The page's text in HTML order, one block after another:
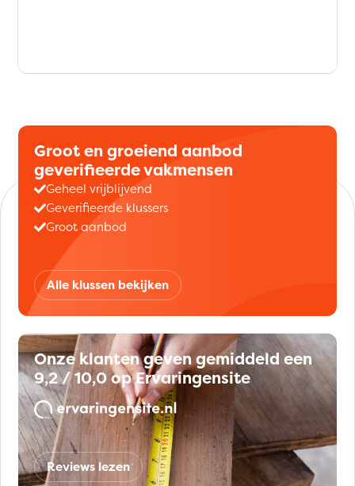
Groot en groeiend aanbod
geverifieerde vakmensen
Geheel vrijblijvend
Geverifieerde klussers
Groot aanbod
Alle klussen bekijken
Onze klanten geven gemiddeld een
9,2 / 10,0 op Ervaringensite
Reviews lezen